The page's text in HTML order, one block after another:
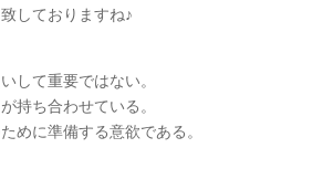
しておりますね♪
して重要ではない。
持ち合わせている。
めに準備する意欲である。